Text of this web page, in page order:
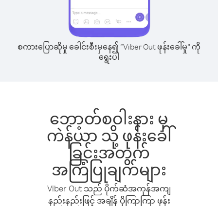
စကားပြောဆိုမှု ခေါင်းစီးမှနေ၍ “Viber Out ဖုန်းခေါ်မှု” ကို
ရွေးပါ
ဘော့တ်စဝါးနား မှ
ကဲန်ယာ သို့ ဖုန်းခေါ်
ခြင်းအတွက်
အကြံပြုချက်များ
Viber Out သည် ပိုက်ဆံအကုန်အကျ
နည်းနည်းဖြင့် အချိန် ပိုကြာကြာ ဖုန်း